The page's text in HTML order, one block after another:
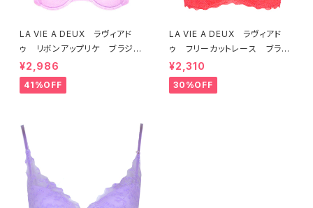
LA VIE A DEUX ラヴィアド
ゥ リボンアップリケ ブラジャ
ー（ラベンダー） 22293 SA
LE セール 送料無料
¥2,986
41%OFF
LA VIE A DEUX ラヴィアド
ゥ フリーカットレース ブラレ
ット ソフトブラ（トマトレッド）2
2457 SALE 送料無料
¥2,310
30%OFF